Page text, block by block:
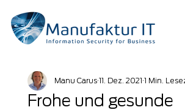
Frohe und gesunde
Manu Carus 11. Dez. 2021 1 Min.